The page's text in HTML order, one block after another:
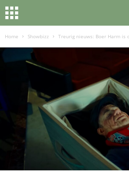
Home Showbizz Treurig nieuws: Boer Harm is